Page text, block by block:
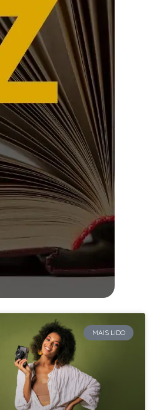
MAIS LIDO